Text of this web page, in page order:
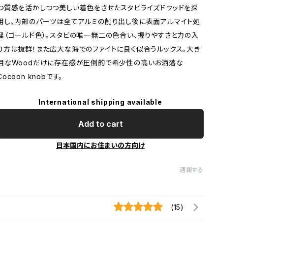
質感を活かしつつ美しい着色をさせたスタビライズドウッドを採
し、内部のパーツは全てアルミの削り出し後に表面アルマイト処
（ゴールド色）。スタビの唯一無二の色合い、握りやすさと力の入
方は抜群！また広大な海でのファイトに良く似合うルックス。大き
なWoodだけに存在感が圧倒的で希少性の高いお洒落な
knobです。
International shipping available
Add to cart
日本国内にお住まいの方向け
通報する
(15)